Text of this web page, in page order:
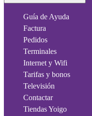
Guía de Ayuda
Factura
Pedidos
Terminales
Internet y Wifi
Tarifas y bonos
Televisión
Contactar
Tiendas Yoigo